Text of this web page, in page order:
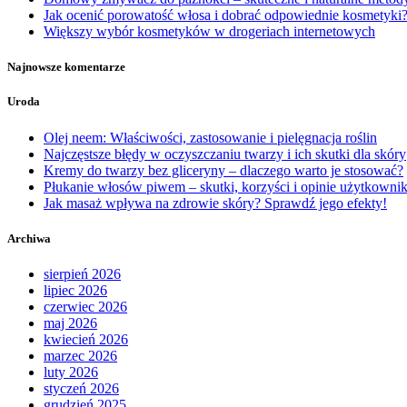
Jak ocenić porowatość włosa i dobrać odpowiednie kosmetyki?
Większy wybór kosmetyków w drogeriach internetowych
Najnowsze komentarze
Uroda
Olej neem: Właściwości, zastosowanie i pielęgnacja roślin
Najczęstsze błędy w oczyszczaniu twarzy i ich skutki dla skóry
Kremy do twarzy bez gliceryny – dlaczego warto je stosować?
Płukanie włosów piwem – skutki, korzyści i opinie
Jak masaż wpływa na zdrowie skóry? Sprawdź jego efekty!
Archiwa
sierpień 2026
lipiec 2026
czerwiec 2026
maj 2026
kwiecień 2026
marzec 2026
luty 2026
styczeń 2026